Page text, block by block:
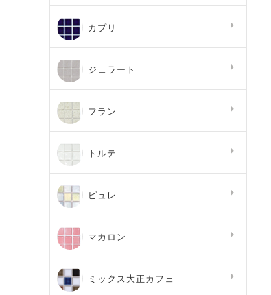
カプリ
ジェラート
フラン
トルテ
ピュレ
マカロン
ミックス大正カフェ